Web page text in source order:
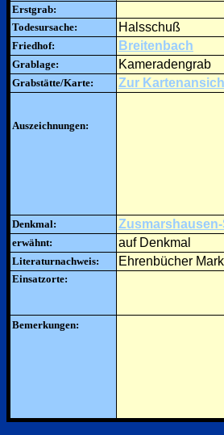
Erstgrab:
Todesursache:
Halsschuß
Friedhof: Breitenbach
Grablage: Kameradengrab
Grabstätte/Karte: Zur
Auszeichnungen:
Denkmal:
erwähnt: auf Denkmal
Literaturnachweis: Ehrenbücher
Einsatzorte:
Bemerkungen: